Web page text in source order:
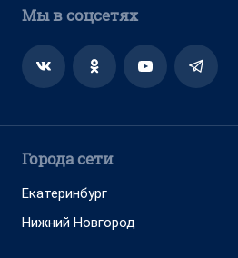
Мы в соцсетях
Города сети
Екатеринбург
Нижний Новгород